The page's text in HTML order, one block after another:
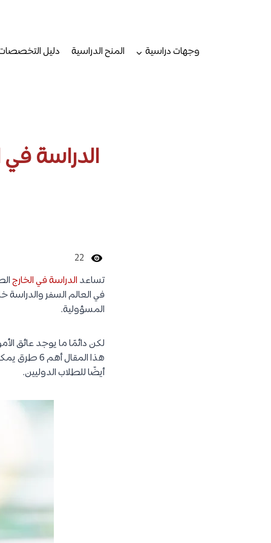
وجهات دراسية
المنح الدراسية دليل
الدراسة
22
تساعد الدراسة في الخارج
في العالم السفر والدراسة
المسؤولية.
لكن دائمًا ما يوجد عائق
أيضًا للطلاب الدوليين.